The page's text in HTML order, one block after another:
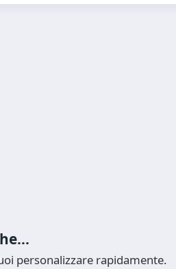
personalizzare rapidamente.